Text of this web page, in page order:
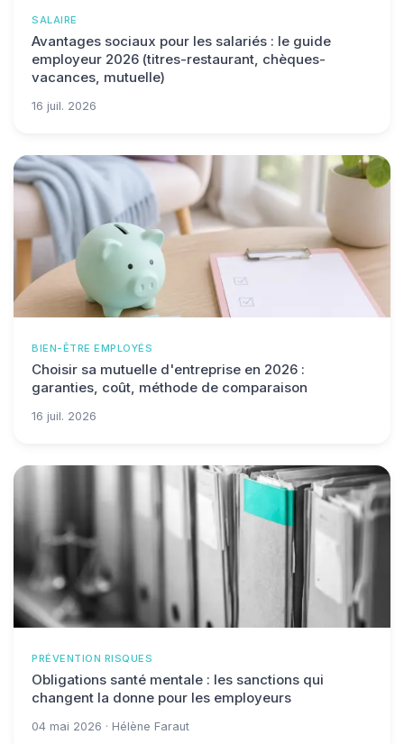
SALAIRE
Avantages sociaux pour les salariés : le guide
employeur 2026 (titres-restaurant, chèques-
vacances, mutuelle)
16 juil. 2026
BIEN-ÊTRE EMPLOYÉS
Choisir sa mutuelle d'entreprise en 2026 :
garanties, coût, méthode de comparaison
16 juil. 2026
PRÉVENTION RISQUES
Obligations santé mentale : les sanctions qui
changent la donne pour les employeurs
04 mai 2026 · Hélène Faraut